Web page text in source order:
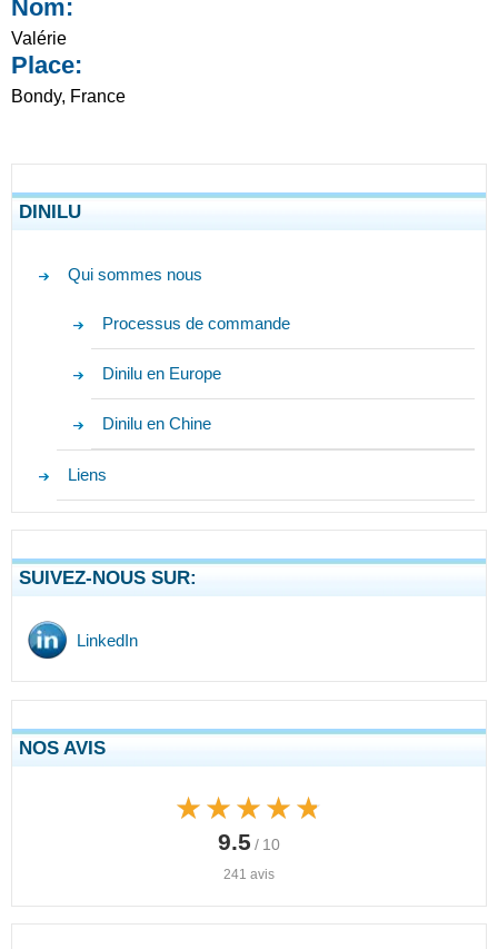
Nom:
Valérie
Place:
Bondy, France
DINILU
Qui sommes nous
Processus de commande
Dinilu en Europe
Dinilu en Chine
Liens
SUIVEZ-NOUS SUR:
LinkedIn
NOS AVIS
★★★★★
★★★★★
9.5 / 10
241 avis